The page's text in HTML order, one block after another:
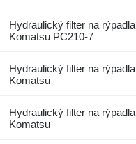
Hydraulický filter na rýpadla
Komatsu PC210-7
Hydraulický filter na rýpadla
Komatsu
Hydraulický filter na rýpadla
Komatsu